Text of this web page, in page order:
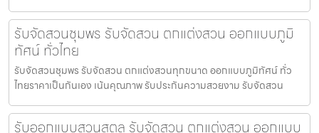
รับจัดสวนชุมพร รับจัดสวน ตกแต่งสวน ออกแบบภูมิ
ทัศน์ ทั่วไทย
รับจัดสวนชุมพร รับจัดสวน ตกแต่งสวนทุกขนาด ออกแบบภูมิทัศน์ ทั่ว
ไทยราคาเป็นกันเอง เน้นคุณภาพ รับประกันความสวยงาม รับจัดสวน
รับออกแบบสวนสตูล รับจัดสวน ตกแต่งสวน ออกแบบ